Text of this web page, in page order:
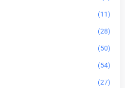
(11)
(28)
(50)
(54)
(27)